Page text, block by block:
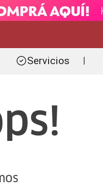
Servicios